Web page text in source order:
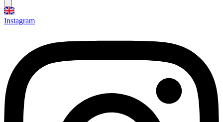
Instagram